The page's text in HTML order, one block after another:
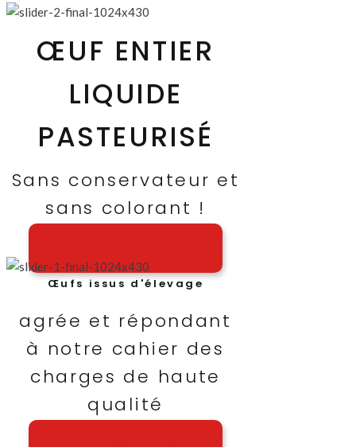
ŒUF ENTIER
LIQUIDE
PASTEURISÉ
Sans conservateur et
sans colorant !
Œufs issus d'élevage
agrée et répondant
à notre cahier des
charges de haute
qualité